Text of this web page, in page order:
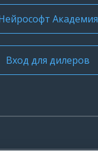
Академия
Вход для дилеров